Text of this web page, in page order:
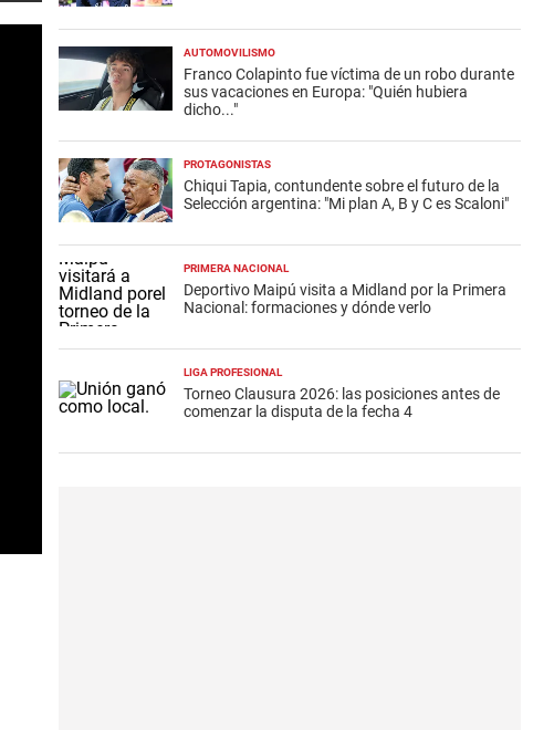
AUTOMOVILISMO
Franco Colapinto fue víctima de un robo durante
sus vacaciones en Europa: "Quién hubiera
dicho..."
PROTAGONISTAS
Chiqui Tapia, contundente sobre el futuro de la
Selección argentina: "Mi plan A, B y C es Scaloni"
PRIMERA NACIONAL
Deportivo Maipú visita a Midland por la Primera
Nacional: formaciones y dónde verlo
LIGA PROFESIONAL
Torneo Clausura 2026: las posiciones antes de
comenzar la disputa de la fecha 4